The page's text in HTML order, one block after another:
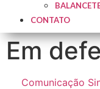
CONTATO
Em
Comunicação